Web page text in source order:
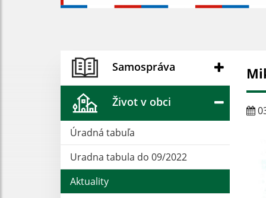
Samospráva
Život v obci
Úradná tabuľa
Uradna tabula do 09/2022
Aktuality